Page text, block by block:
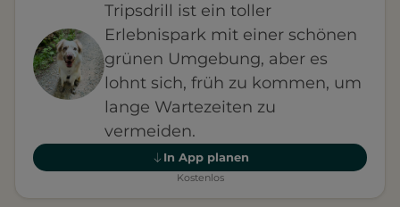
Tripsdrill ist ein toller
Erlebnispark mit einer schönen
grünen Umgebung, aber es
lohnt sich, früh zu kommen, um
lange Wartezeiten zu
vermeiden.
In App planen
Kostenlos